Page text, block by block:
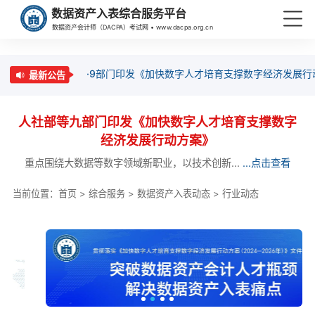
数据资产入表综合服务平台
数据资产会计师（DACPA）考试网 • www.dacpa.org.cn
最新公告 ·9部门印发《加快数字人才培育支撑数字经济发展
人社部等九部门印发《加快数字人才培育支撑数字
经济发展行动方案》
重点围绕大数据等数字领域新职业，以技术创新... ...点击查看
当前位置： 首页> 综合服务> 数据资产入表动态> 行业动态